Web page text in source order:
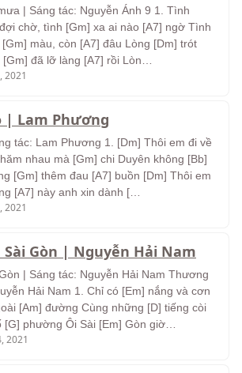
| Sáng tác: Nguyễn Ánh 9 1. Tình
chờ, tình [Gm] xa ai nào [A7] ngờ Tình
màu, còn [A7] đâu Lòng [Dm] trót
đã lỡ làng [A7] rồi Lòn…
2021
| Lam Phương
tác: Lam Phương 1. [Dm] Thôi em đi về
nhau mà [Gm] chi Duyên không [Bb]
[Gm] thêm đau [A7] buồn [Dm] Thôi em
[A7] này anh xin dành […
2021
Gòn | Nguyễn Hải Nam
| Sáng tác: Nguyễn Hải Nam Thương
Hải Nam 1. Chỉ có [Em] nắng và cơn
[Am] đường Cùng những [D] tiếng còi
[G] phường Ôi Sài [Em] Gòn giờ…
2021